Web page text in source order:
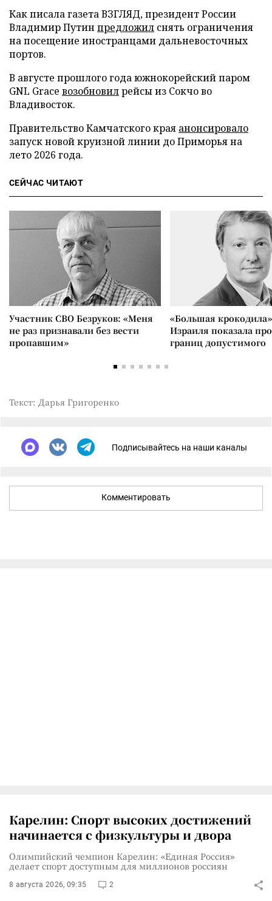
Как писала газета ВЗГЛЯД, президент России
Владимир Путин предложил снять ограничения
на посещение иностранцами дальневосточных
портов.
В августе прошлого года южнокорейский паром
GNL Grace возобновилрейсы из Сокчо во
Владивосток.
Правительство Камчатского края анонсировало
запуск новой круизной линии до Приморья на
лето 2026 года.
СЕЙЧАС ЧИТАЮТ
Участник СВО Безруков: «Меня
не раз признавали без вести
пропавшим»
«Большая
Израиля показала
границ допустимого
Текст: Дарья Григоренко
Подписывайтесь на наши каналы
Комментировать
Карелин: Спорт высоких достижений
начинается с физкультуры и двора
Олимпийский чемпион Карелин: «Единая Россия»
делает спорт доступным для миллионов россиян
8 августа 2026, 09:35 2